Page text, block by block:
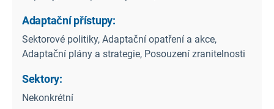
Adaptační přístupy:
Sektorové politiky, Adaptační opatření a akce,
Adaptační plány a strategie, Posouzení zranitelnosti
Sektory:
Nekonkrétní